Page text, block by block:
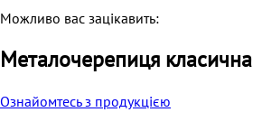
Можливо вас зацікавить:
Металoчерепиця класична
Ознайомтесь з продукцією